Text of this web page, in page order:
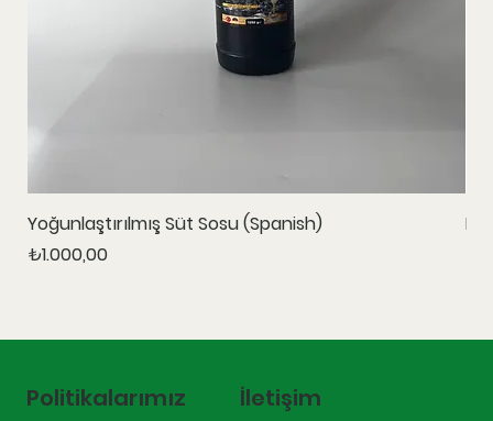
Yoğunlaştırılmış Süt Sosu (Spanish)
Fiyat
₺1.000,00
Politikalarımız İletişim